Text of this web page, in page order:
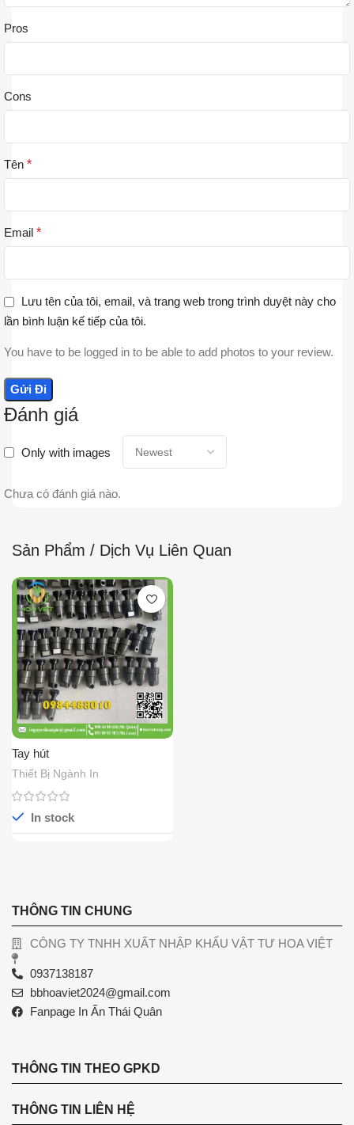
Đánh giá
Only with images
Chưa có đánh giá nào.
Pros
Cons
Tên *
Email *
Lưu tên của tôi, email, và trang web trong trình duyệt này cho
lần bình luận kế tiếp của tôi.
You have to be logged in to be able to add photos to your review.
Sản Phẩm / Dịch Vụ Liên Quan
Tay hút
Thiết Bị Ngành In
In stock
THÔNG TIN CHUNG
CÔNG TY TNHH XUẤT NHẬP KHẨU VẬT TƯ HOA VIỆT
0937138187
bbhoaviet2024@gmail.com
Fanpage In Ấn Thái Quân
THÔNG TIN THEO GPKD
THÔNG TIN LIÊN HỆ